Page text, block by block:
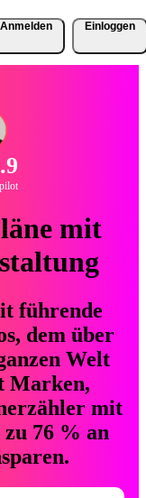
Anmelden Einloggen
mit
führende
dem über
Welt
Marken,
mit
76 % an